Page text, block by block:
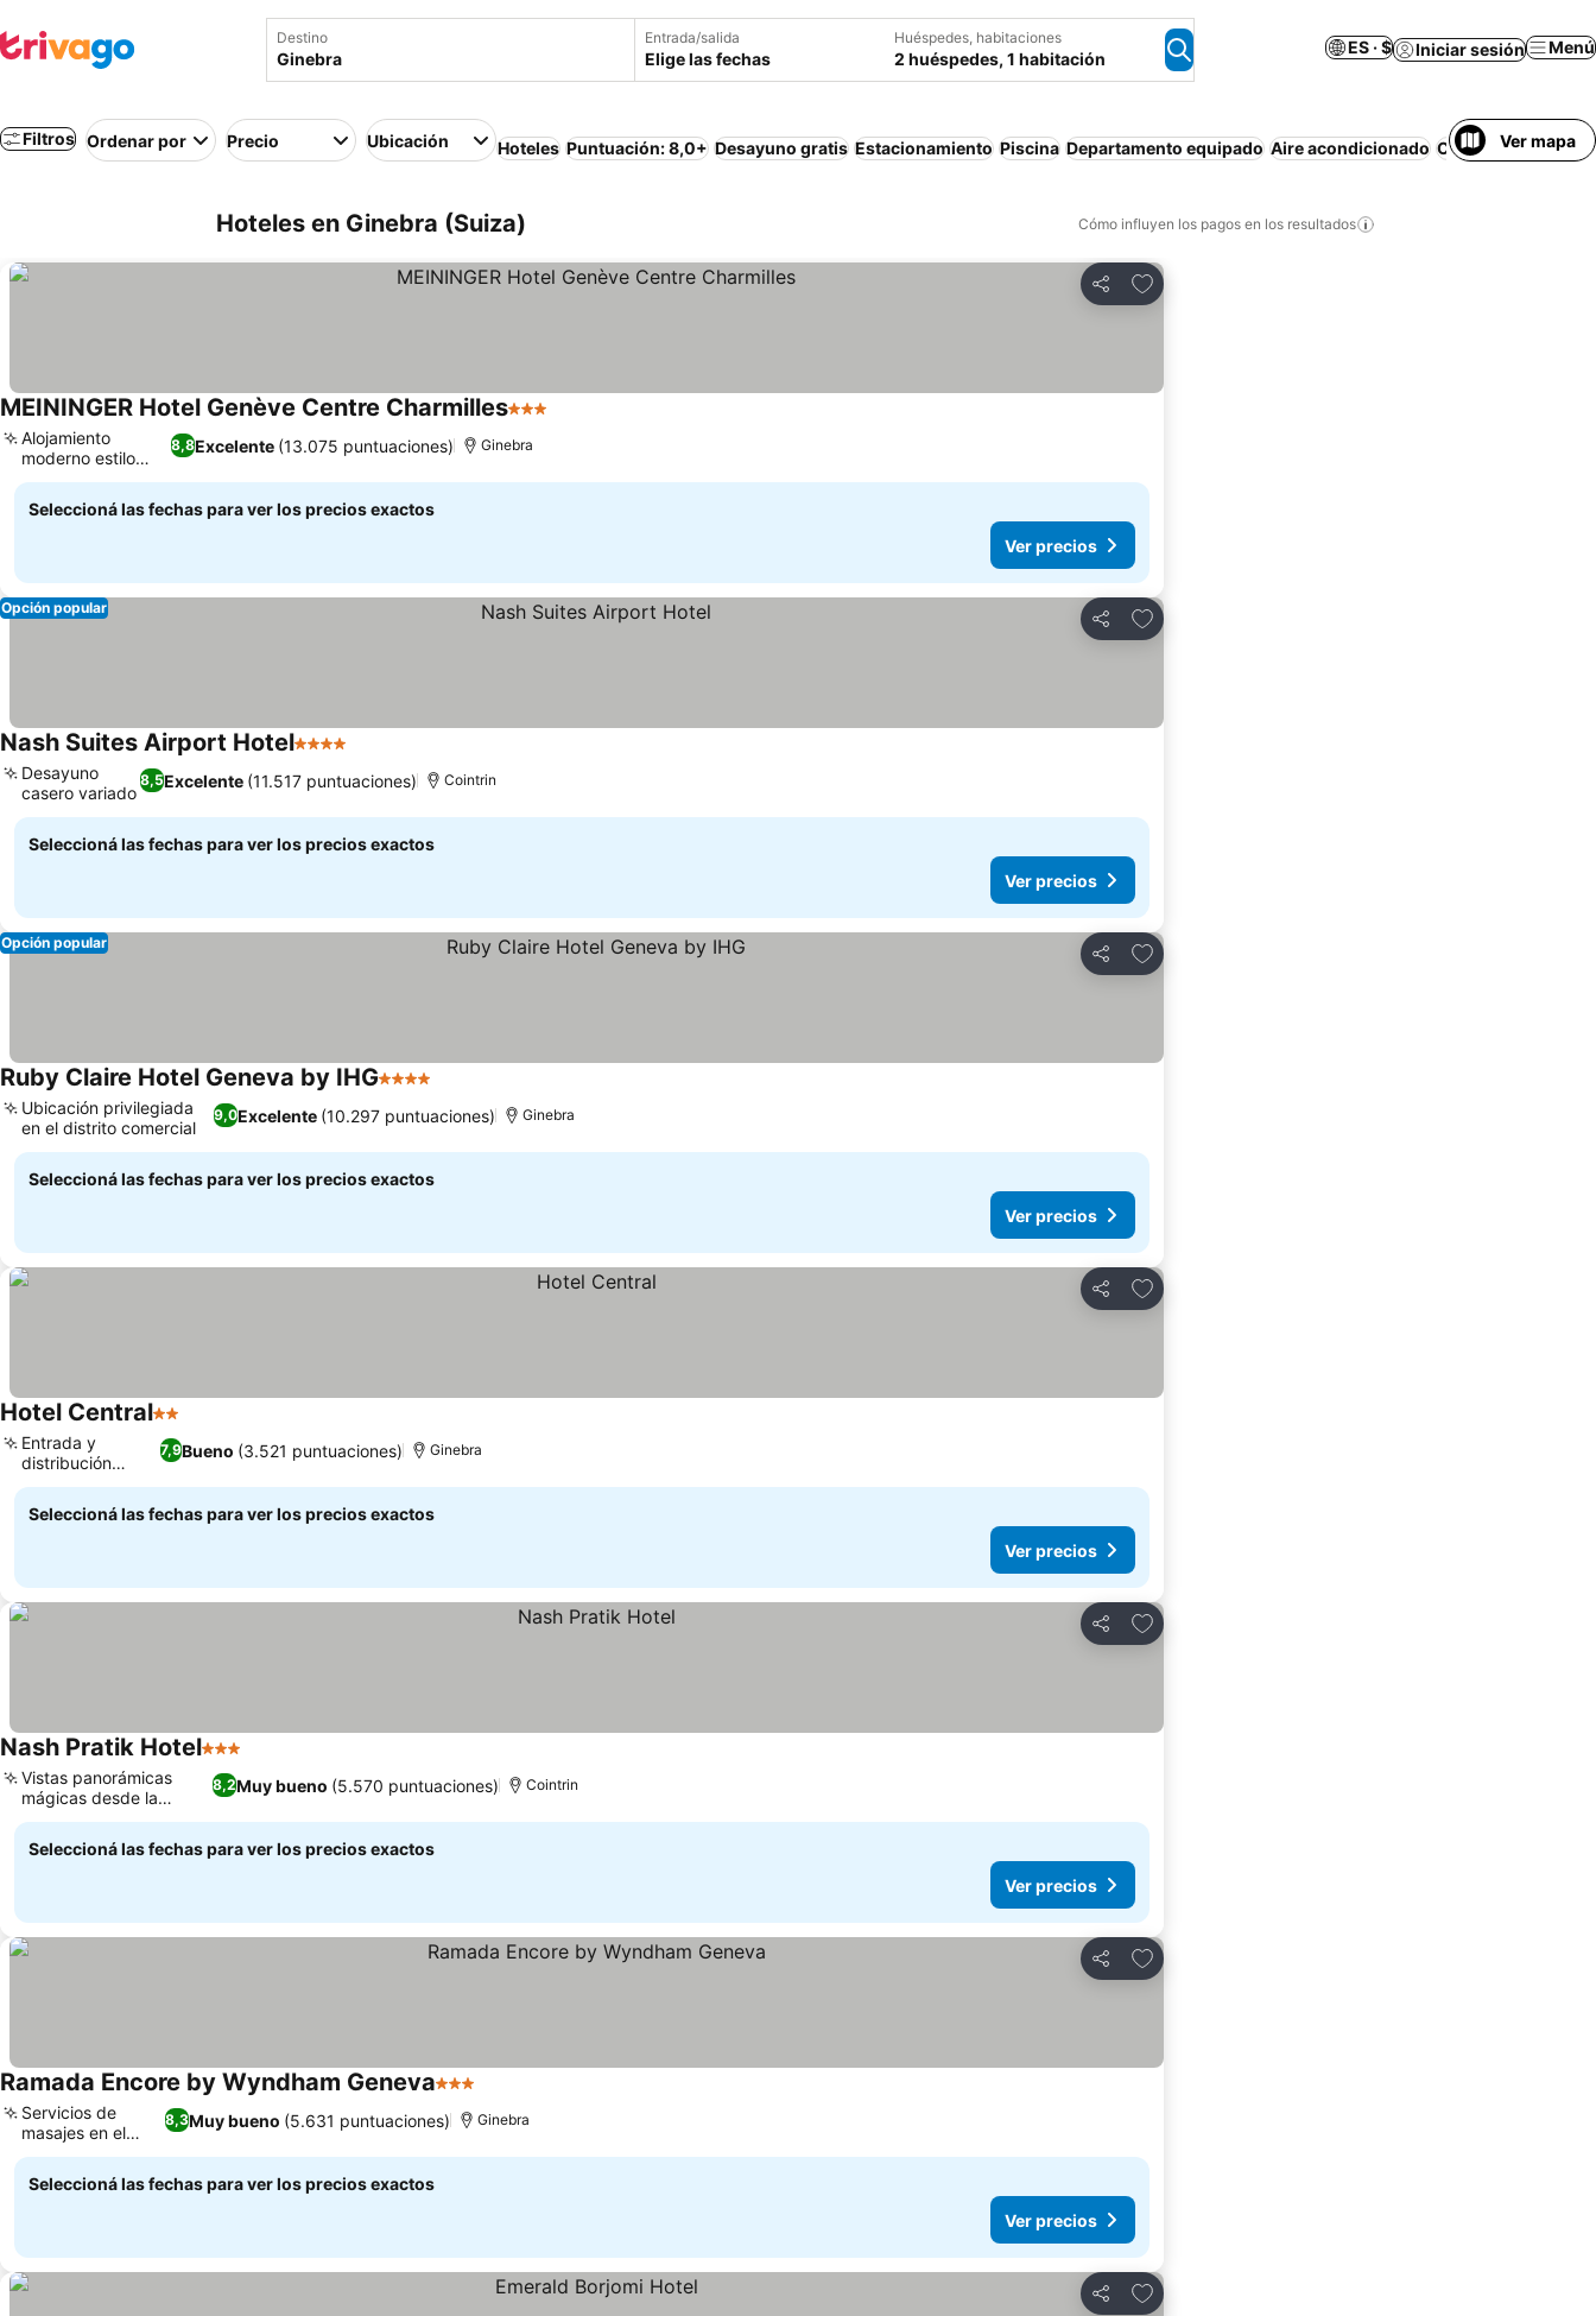
Destino Entrada/salida
Elige las fechas
Huéspedes, habitaciones
2 huéspedes, 1 habitación
ES · $ Iniciar sesión Menú
Filtros Ordenar por Precio Ubicación Hoteles Puntuación: 8,0+ Desayuno gratis Estacionamiento Piscina Departamento equipado Aire acondicionado CancelaciónVer mapa
Hoteles en Ginebra (Suiza) Cómo influyen los pagos en los resultados
Compartir
Añadir a favoritos
MEININGER Hotel Genève Centre Charmilles3 Estrellas
8,8Excelente (13.075 puntuaciones)
Alojamiento
moderno estilo
hostal
Ginebra
Seleccioná las fechas para ver los precios exactos
Ver precios
Compartir
Añadir a favoritos
Opción popular
Nash Suites Airport Hotel4 Estrellas
8,5Excelente (11.517 puntuaciones)
Desayuno
casero variado
Cointrin
Seleccioná las fechas para ver los precios exactos
Ver precios
Compartir
Añadir a favoritos
Opción popular
Ruby Claire Hotel Geneva by IHG4 Estrellas
9,0Excelente (10.297 puntuaciones)
Ubicación privilegiada
en el distrito comercial
Ginebra
Seleccioná las fechas para ver los precios exactos
Ver precios
Compartir
Añadir a favoritos
Hotel Central2 Estrellas
7,9Bueno (3.521 puntuaciones)
Entrada y
distribución
únicas
Ginebra
Seleccioná las fechas para ver los precios exactos
Ver precios
Compartir
Añadir a favoritos
Nash Pratik Hotel3 Estrellas
8,2Muy bueno (5.570 puntuaciones)
Vistas panorámicas
mágicas desde la
azotea
Cointrin
Seleccioná las fechas para ver los precios exactos
Ver precios
Compartir
Añadir a favoritos
Ramada Encore by Wyndham Geneva3 Estrellas
8,3Muy bueno (5.631 puntuaciones)
Servicios de
masajes en el
lugar
Ginebra
Seleccioná las fechas para ver los precios exactos
Ver precios
Compartir
Añadir a favoritos